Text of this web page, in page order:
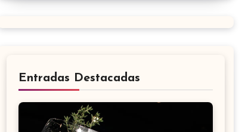
Entradas Destacadas